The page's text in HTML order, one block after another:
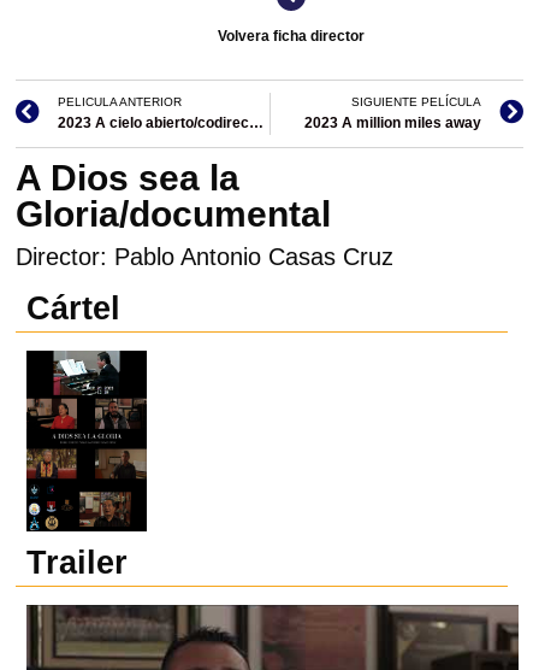
Volvera ficha director
PELICULA ANTERIOR
2023 A cielo abierto/codirección
SIGUIENTE PELÍCULA
2023 A million miles away
A Dios sea la
Gloria/documental
Director: Pablo Antonio Casas Cruz
Cártel
Trailer